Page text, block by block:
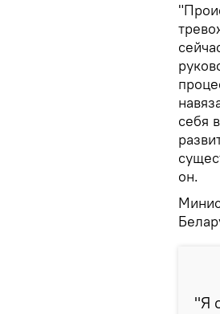
себя
он.
"Я